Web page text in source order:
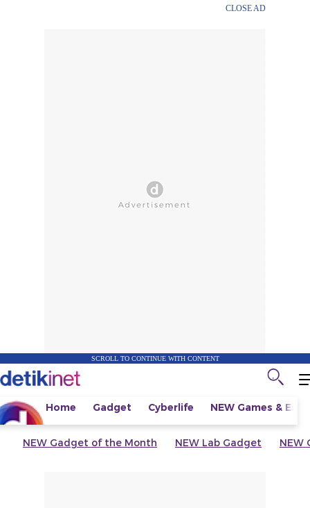
CLOSE AD
SCROLL TO CONTINUE WITH CONTENT
Home Gadget Cyberlife NEW Games &
NEW Gadget of the Month NEW Lab Gadget NEW